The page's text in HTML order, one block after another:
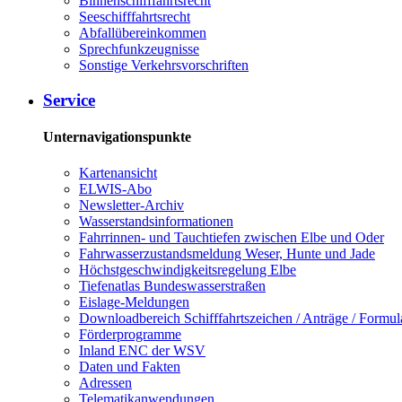
Seeschifffahrtsrecht
Abfallübereinkommen
Sprechfunkzeugnisse
Sonstige Verkehrsvorschriften
Service
Unternavigationspunkte
Kartenansicht
ELWIS-Abo
Newsletter-Archiv
Wasserstandsinformationen
Fahrrinnen- und Tauchtiefen zwischen Elbe und Oder
Fahrwasserzustandsmeldung Weser, Hunte und Jade
Höchstgeschwindigkeitsregelung Elbe
Tiefenatlas Bundeswasserstraßen
Eislage-Meldungen
Downloadbereich Schifffahrtszeichen / Anträge /
Förderprogramme
Inland ENC der WSV
Daten und Fakten
Adressen
Telematikanwendungen